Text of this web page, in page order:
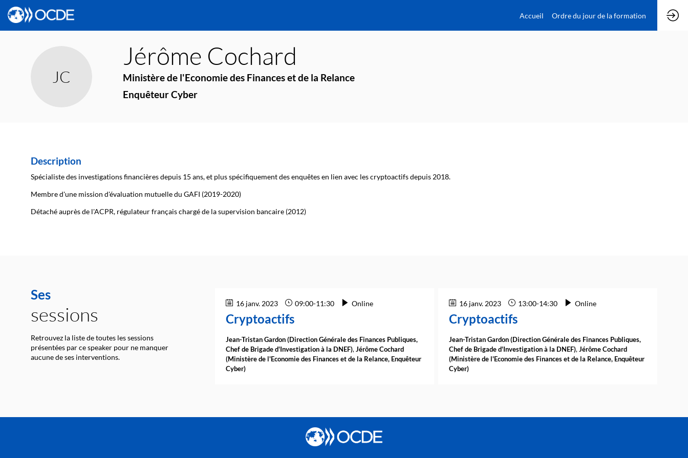
Accueil Ordre du jour de la formation
JC
Jérôme Cochard
Ministère de l'Economie des Finances et de la Relance
Enquêteur Cyber
Description
Spécialiste des investigations financières depuis 15 ans, et plus spécifiquement des enquêtes en lien avec les cryptoactifs depuis 2018.
Membre d'une mission d'évaluation mutuelle du GAFI (2019-2020)
Détaché auprès de l'ACPR, régulateur français chargé de la supervision bancaire (2012)
Ses
sessions
Retrouvez la liste de toutes les sessions
présentées par ce speaker pour ne manquer
aucune de ses interventions.
16 janv. 2023 09:00-11:30 Online
Cryptoactifs
Jean-TristanGardon(Direction Générale des Finances Publiques,
Chef de Brigade d'Investigation à la DNEF) JérômeCochard
(Ministère de l'Economie des Finances et de la Relance, Enquêteur
Cyber)
16 janv. 2023 13:00-14:30 Online
Cryptoactifs
Jean-TristanGardon(Direction Générale des Finances Publiques,
Chef de Brigade d'Investigation à la DNEF) JérômeCochard
(Ministère de l'Economie des Finances et de la Relance, Enquêteur
Cyber)